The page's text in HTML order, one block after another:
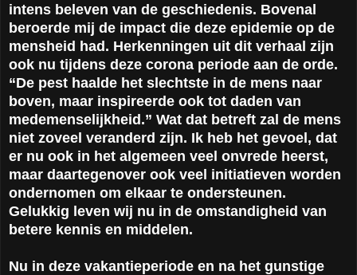
intens beleven van de geschiedenis. Bovenal
beroerde mij de impact die deze epidemie op de
mensheid had. Herkenningen uit dit verhaal zijn
ook nu tijdens deze corona periode aan de orde.
“De pest haalde het slechtste in de mens naar
boven, maar inspireerde ook tot daden van
medemenselijkheid.” Wat dat betreft zal de mens
niet zoveel veranderd zijn. Ik heb het gevoel, dat
er nu ook in het algemeen veel onvrede heerst,
maar daartegenover ook veel initiatieven worden
ondernomen om elkaar te ondersteunen.
Gelukkig leven wij nu in de omstandigheid van
betere kennis en middelen.
Nu in deze vakantieperiode en na het gunstige